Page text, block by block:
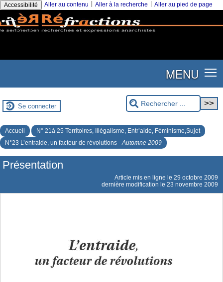
Accessibilité Aller au contenu Aller à la recherche Aller au pied de page
MENU
Se connecter
Accueil
N° 21à 25 Territoires, Illégalisme, Entr’aide, Féminisme,Sujet
N°23 L’entraide, un facteur de révolutions -Automne 2009
Présentation
Article mis en ligne le 29 octobre 2009
dernière modification le 23 novembre 2009